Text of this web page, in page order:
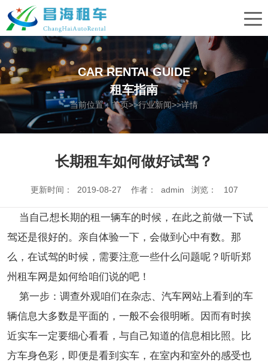
CAR RENTAI GUIDE
租车指南
当前位置：首页>>行业新闻>>详情
长期租车如何做好试驾？
更新时间： 2019-08-27 作者： admin 浏览： 107
当自己想长期的租一辆车的时候，在此之前做一下试
驾还是很好的。亲自体验一下，会做到心中有数。那
么，在试驾的时候，需要注意一些什么问题呢？听听郑
州租车网是如何给咱们说的吧！
第一步：调查外观咱们在杂志、汽车网站上看到的车
辆信息大多数是平面的，一般不会很明晰。因而有时挨
近实车一定要细心看看，与自己知道的信息相比照。比
方车身色彩，即便是看到实车，在室内和室外的感受也